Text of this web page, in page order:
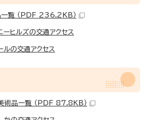
一覧 （PDF 236.2KB）
ーヒルズの交通アクセス
ルの交通アクセス
術品一覧 （PDF 87.8KB）